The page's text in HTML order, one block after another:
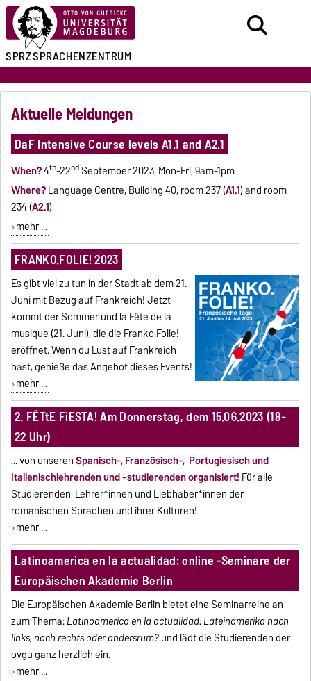
SPRZSPRACHENZENTRUM
Aktuelle Meldungen
DaF Intensive Course levels A1.1 and A2.1
When?4th-22ndSeptember 2023, Mon-Fri, 9am-1pm
Where?Language Centre, Building 40, room 237 (A1.1)and room
234 (A2.1)
mehr ...
FRANKO.FOLIE! 2023
Es gibt viel zu tun in der Stadt ab dem 21.
Juni mit Bezug auf Frankreich! Jetzt
kommt der Sommer und la Fête de la
musique (21. Juni), die die Franko.Folie!
eröffnet. Wenn du Lust auf Frankreich
hast, genieße das Angebot dieses Events!
mehr ...
2. FÊTtE FiESTA! Am Donnerstag, dem 15.06.2023 (18-
22 Uhr)
... von unserenSpanisch-, Französisch-, Portugiesisch und
Italienischlehrenden und -studierenden organisiert! Für alle
Studierenden, Lehrer*innen und Liebhaber*innen der
romanischen Sprachen und ihrer Kulturen!
mehr ...
Latinoamerica en la actualidad: online -Seminare der
Europäischen Akademie Berlin
Die Europäischen Akademie Berlin bietet eine Seminarreihe an
zum Thema:Latinoamerica en la actualidad: Lateinamerika nach
links, nach rechts oderandersrum?und lädt die Studierenden der
ovgu ganz herzlich ein.
mehr ...